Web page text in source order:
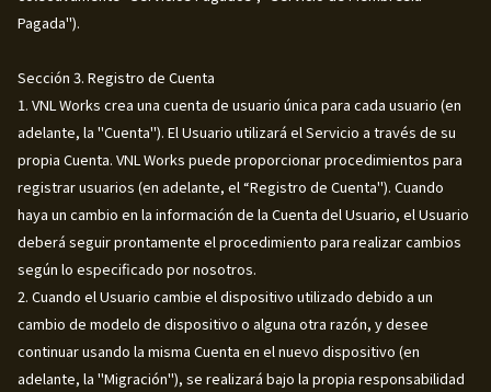
Pagada").
Sección 3. Registro de Cuenta
1. VNL Works crea una cuenta de usuario única para cada usuario (en
adelante, la "Cuenta"). El Usuario utilizará el Servicio a través de su
propia Cuenta. VNL Works puede proporcionar procedimientos para
registrar usuarios (en adelante, el “Registro de Cuenta"). Cuando
haya un cambio en la información de la Cuenta del Usuario, el Usuario
deberá seguir prontamente el procedimiento para realizar cambios
según lo especificado por nosotros.
2. Cuando el Usuario cambie el dispositivo utilizado debido a un
cambio de modelo de dispositivo o alguna otra razón, y desee
continuar usando la misma Cuenta en el nuevo dispositivo (en
adelante, la "Migración"), se realizará bajo la propia responsabilidad